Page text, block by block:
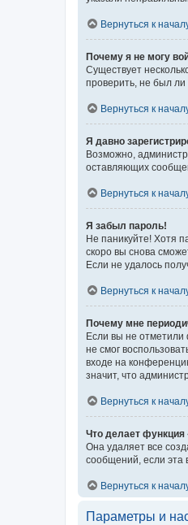
Вернуться к
Почему я не могу
Существует
проверить, не был
Вернуться к
Я давно
Возможно,
оставляющих
Вернуться к
Я забыл пароль!
Не паникуйте! Хотя
скоро вы снова
Если не удалось
Вернуться к
Почему мне
Если вы не отметили
не смог
входе на
значит, что
Вернуться к
Что делает функция
Она удаляет все
сообщений, если эта
Вернуться к
Параметры и